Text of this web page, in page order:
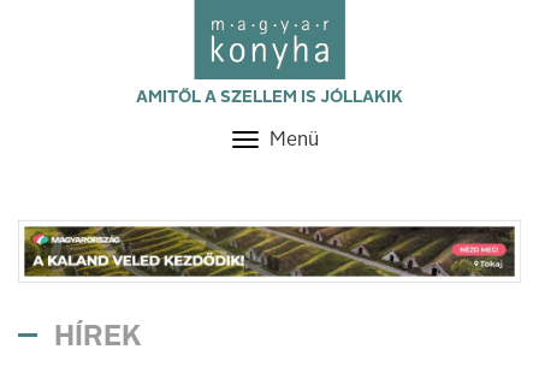
AMITŐL A SZELLEM IS JÓLLAKIK
Toggle
Menü
HÍREK